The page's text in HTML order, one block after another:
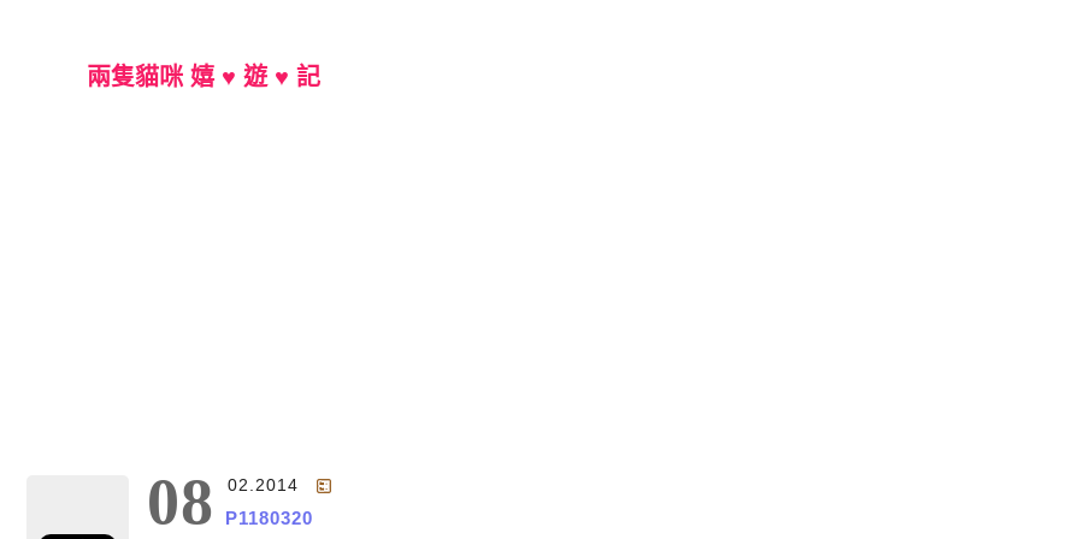
兩隻貓咪 嬉 ♥ 遊 ♥ 記
08 02.2014
P1180320